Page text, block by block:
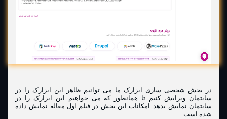
در بخش شخصی سازی ابزارک ما می توانیم ظاهر این ابزارک را در
سایتمان ویرایش کنیم تا همانطور که می خواهیم این ابزارک را در
سایتمان نمایش بدهد. امکانات این بخش در فیلم اول مقاله نمایش داده
شده است.